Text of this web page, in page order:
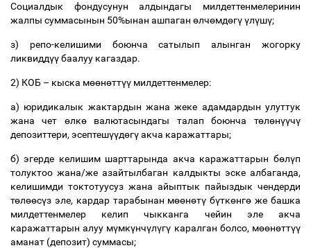
Социалдык
фондусунун алдындагы
милдеттенмелеринин
жалпы суммасынын 50%ынан ашпаган өлчөмдөгүүлүшү;
з) репо-келишими боюнча сатылып алынган
жогорку
ликвиддүүбаалуу кагаздар.
2) КОБ – кыска мөөнөттүү милдеттенмелер:
а) юридикалык жактардын жана жеке адамдардын улуттук
жана
чет өлкө валютасындагы талап боюнча төлөнүүчү
депозиттери, эсептешүүдөгүакча каражаттары;
б)эгерде келишим шарттарында акча каражаттарын бөлүп
толуктоо жана/же азайтылбаган калдыкты эске албаганда,
келишимди токтотуусуз жана айыптык пайыздык чендерди
төлөөсүз эле, кардар тарабынан мөөнөтү бүткөнгө же башка
милдеттенмелер
келип чыкканга чейин эле
акча
каражаттарын алуу мүмкүнчүлүгү каралган болсо, мөөнөттүү
аманат (депозит) суммасы;